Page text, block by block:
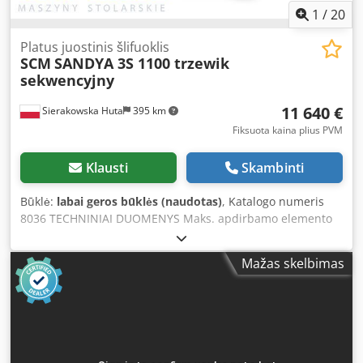
1 /20
Sierakowska Huta 395 km
Platus juostinis šlifuoklis
SCM SANDYA 3S 1100 trzewik
sekwencyjny
11 640 €
Fiksuota kaina plius PVM
Klausti Skambinti
Būklė: labai geros būklės (naudotas), Katalogo numeris
8036 TECHNINIAI DUOMENYS Maks. apdirbamo elemento
plotis: 1100 mm Maks. apdirbamo elemento aukštis: 170
mm 2 agregatai: – Iš viršaus: guminis spaudimo, rifliuotas
volelis 1) metalinis rifliuotas kalibravimo volelis guminis
spaudimo volelis 2) rifliuotas guminis volelis + automatinis
sekvencinis batukas + metalinis volelis guminis spaudimo
Mažas skelbimas